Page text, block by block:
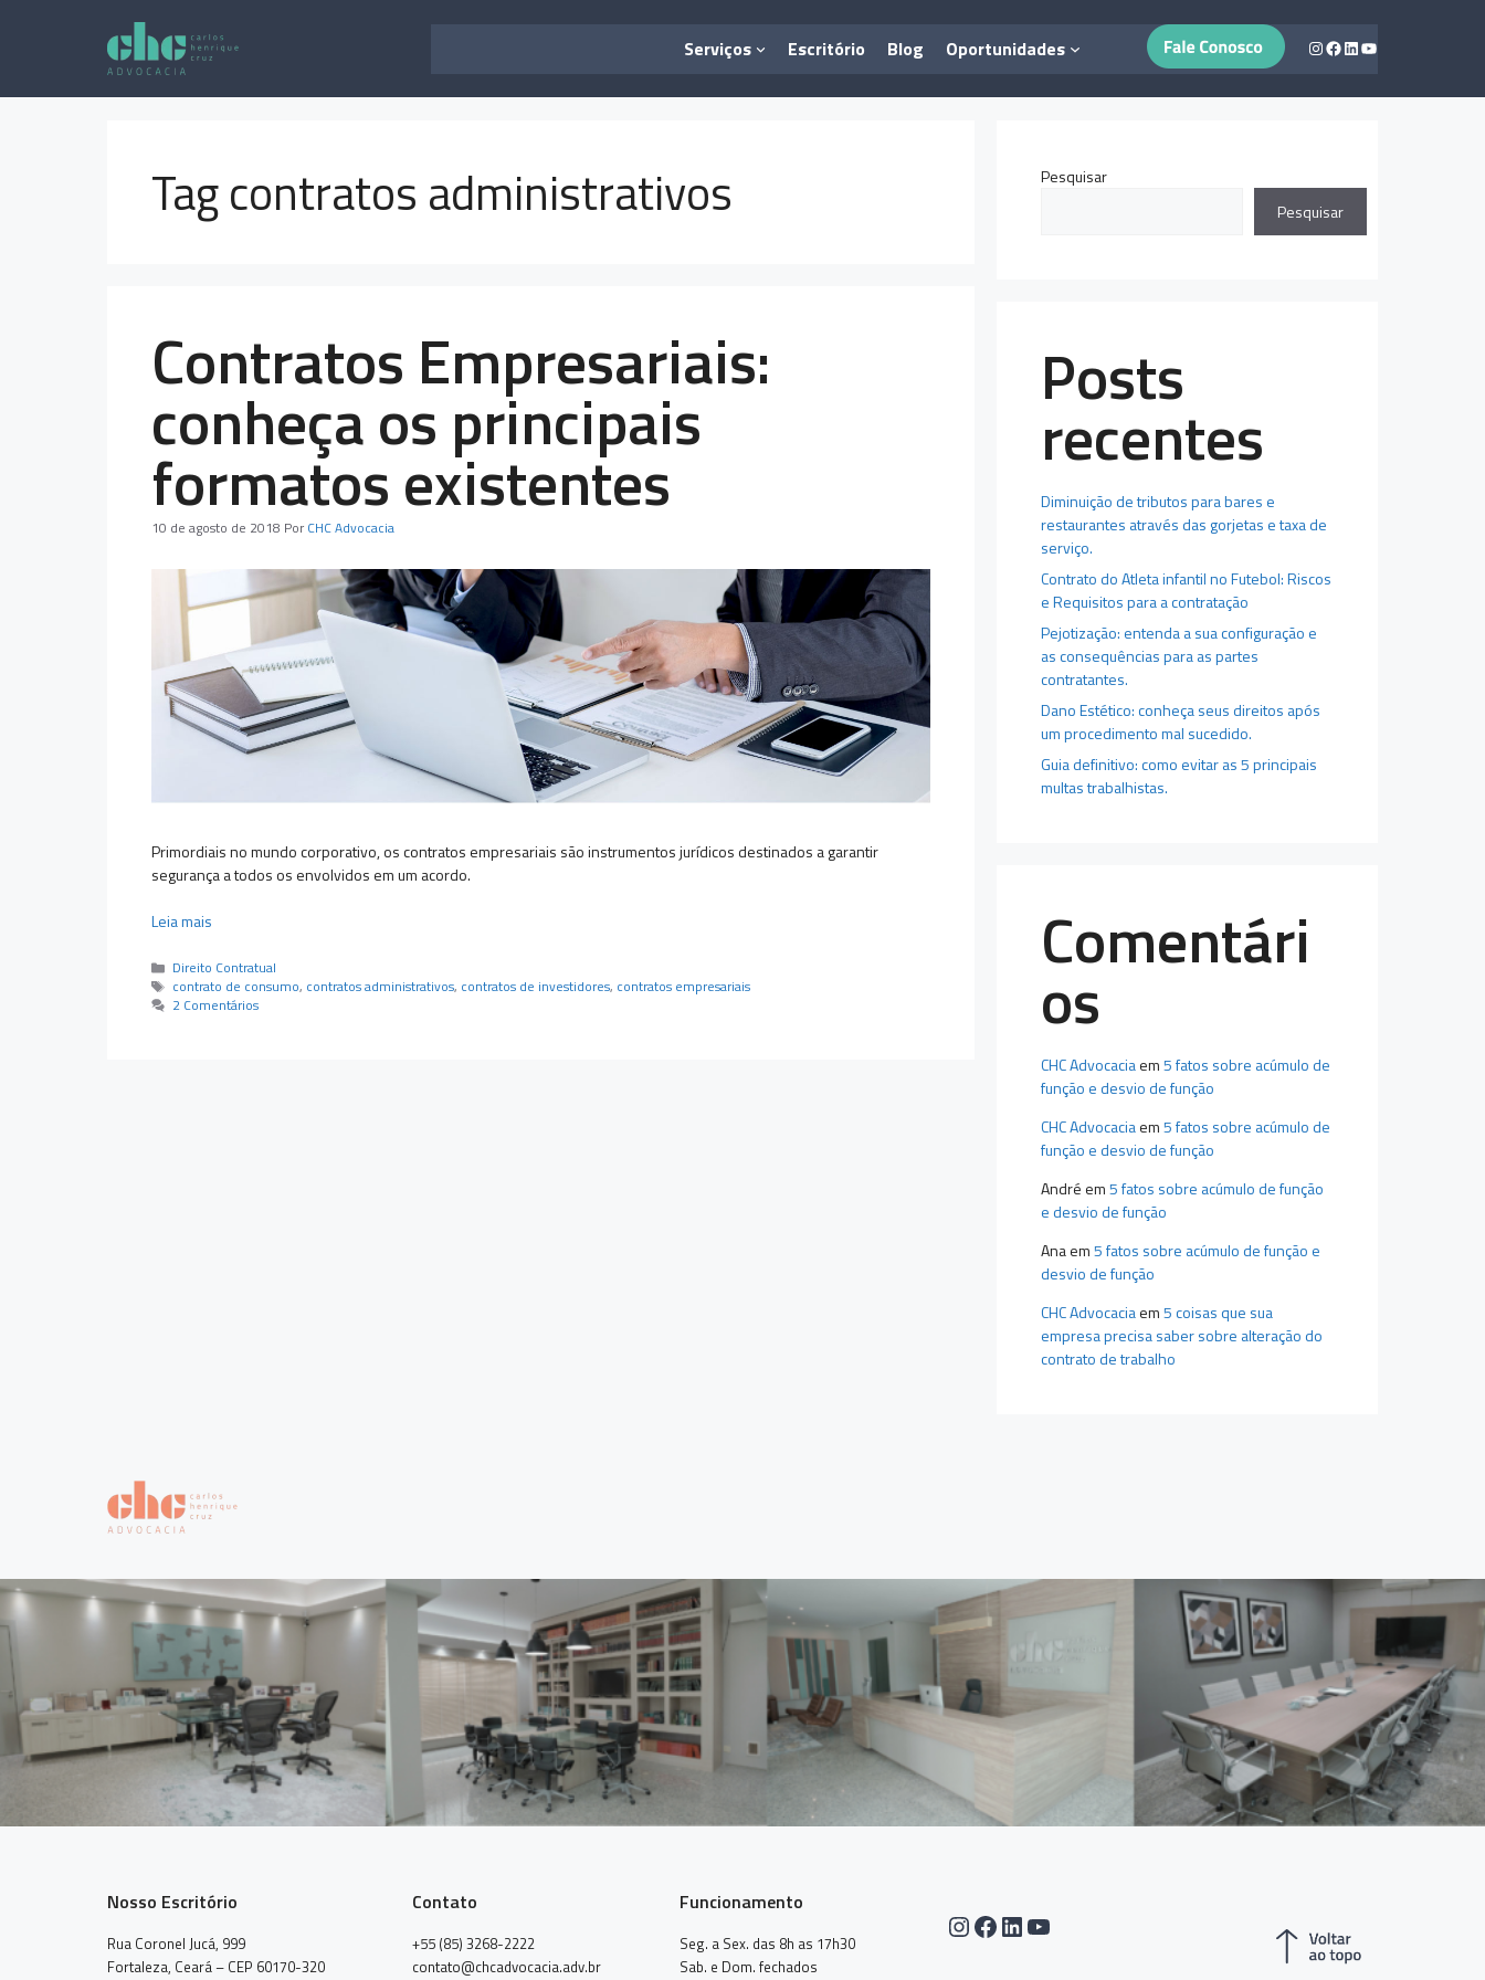
Serviços Escritório Blog Oportunidades Instagram
Facebook
LinkedIn
Youtube
Tag contratos administrativos
Contratos Empresariais:
conheça os principais
formatos existentes
10 de agosto de 2018 Por CHC Advocacia
Primordiais no mundo corporativo, os contratos empresariais são instrumentos jurídicos destinados a garantir
segurança a todos os envolvidos em um acordo.
Leia mais
Categorias
Direito Contratual
Tags
contrato de consumo, contratos administrativos, contratos de investidores, contratos empresariais
2 Comentários
Pesquisar
Pesquisar
Posts
recentes
Diminuição de tributos para bares e
restaurantes através das gorjetas e taxa de
serviço.
Contrato do Atleta infantil no Futebol: Riscos
e Requisitos para a contratação
Pejotização: entenda a sua configuração e
as consequências para as partes
contratantes.
Dano Estético: conheça seus direitos após
um procedimento mal sucedido.
Guia definitivo: como evitar as 5 principais
multas trabalhistas.
Comentári
os
CHC Advocaciaem5 fatos sobre acúmulo de
função e desvio de função
CHC Advocaciaem5 fatos sobre acúmulo de
função e desvio de função
André em5 fatos sobre acúmulo de função
e desvio de função
Anaem5 fatos sobre acúmulo de função e
desvio de função
CHC Advocaciaem5 coisas que sua
empresa precisa saber sobre alteração do
contrato de trabalho
Nosso Escritório
Rua Coronel Jucá, 999
Fortaleza, Ceará – CEP 60170-320
Contato
+55 (85) 3268-2222
contato@chcadvocacia.adv.br
Funcionamento
Seg. a Sex. das 8h as 17h30
Sab. e Dom. fechados
Instagram
Facebook
LinkedIn
Youtube